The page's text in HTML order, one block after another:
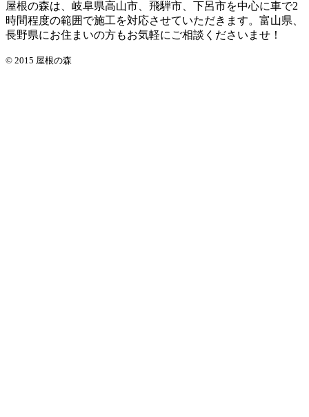
屋根の森は、岐阜県高山市、飛騨市、下呂市を中心に車で2
時間程度の範囲で施工を対応させていただきます。富山県、
長野県にお住まいの方もお気軽にご相談くださいませ！
© 2015 屋根の森